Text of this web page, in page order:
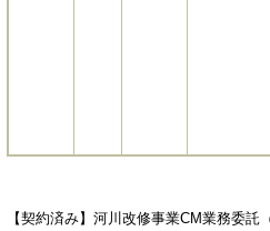
【契約済み】河川改修事業CM業務委託